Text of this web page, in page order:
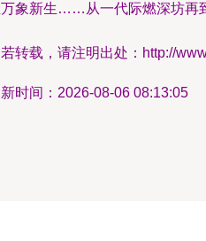
象新生……从一代际燃深坊再
转载，请注明出处：http://
时间：2026-08-06 08:13:05